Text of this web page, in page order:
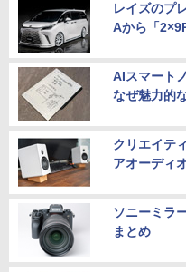
レイズのプ
Aから「
AIスマート
なぜ魅力的
クリエイテ
アオーディ
ソニーミラ
まとめ